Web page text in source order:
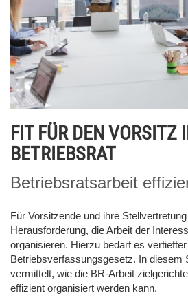
FIT FÜR DEN VORSITZ
BETRIEBSRAT
Betriebsratsarbeit
Für Vorsitzende und ihre
Herausforderung, die Arbeit der
organisieren. Hierzu bedarf es
Betriebsverfassungsgesetz. In diesem
vermittelt, wie die BR-Arbeit
effizient organisiert werden kann.